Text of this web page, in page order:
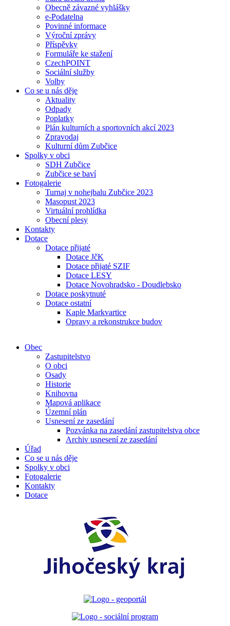
Obecně závazné vyhlášky
e-Podatelna
Povinné informace
Výroční zprávy
Příspěvky
Formuláře ke stažení
CzechPOINT
Sociální služby
Volby
Co se u nás děje
Aktuality
Odpady
Poplatky
Plán kulturních a sportovních akcí 2023
Zpravodaj
Kulturní dům Zubčice
Spolky v obci
SDH Zubčice
Zubčice se baví
Fotogalerie
Turnaj v nohejbalu Zubčice 2023
Masopust 2023
Virtuální prohlídka
Obecní plesy
Kontakty
Dotace
Dotace přijaté
Dotace JčK
Dotace přijaté SZIF
Dotace LESY
Dotace Novohradsko - Doudlebsko
Dotace poskytnuté
Dotace ostatní
Kaple Markvartice
Opravy a rekonstrukce budov
Obec
Zastupitelstvo
O obci
Osady
Historie
Knihovna
Mapová aplikace
Územní plán
Usnesení ze zasedání
Pozvánka na zasedání zastupitelstva obce
Archiv usnesení ze zasedání
Úřad
Co se u nás děje
Spolky v obci
Fotogalerie
Kontakty
Dotace